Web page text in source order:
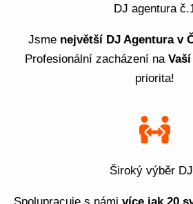
DJ agentura
Jsme největší DJ Agentura v
Profesionální zacházení na
priorita!
Široký výběr
Spolupracuje s námi více jak 20